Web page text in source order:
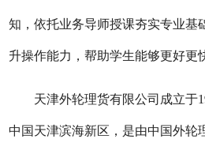
知，依托业务导师授课夯实专业基
升操作能力，帮助学生能够更好更
天津外轮理货有限公司成立于
中国天津滨海新区，是由中国外轮